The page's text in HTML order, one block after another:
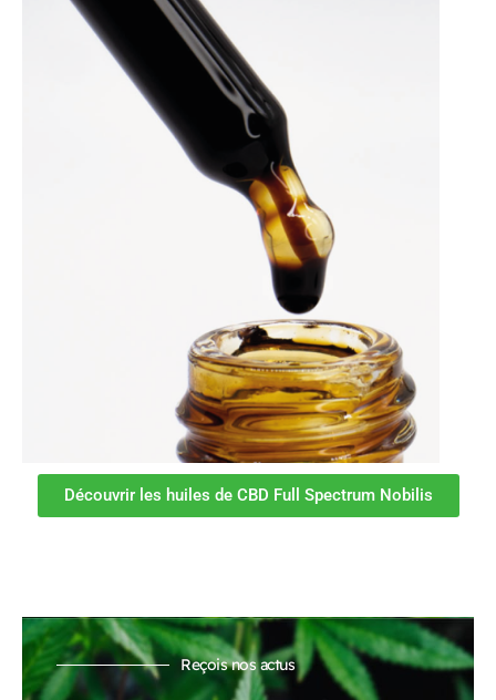
Découvrir les huiles de CBD Full Spectrum Nobilis
Reçois nos actus